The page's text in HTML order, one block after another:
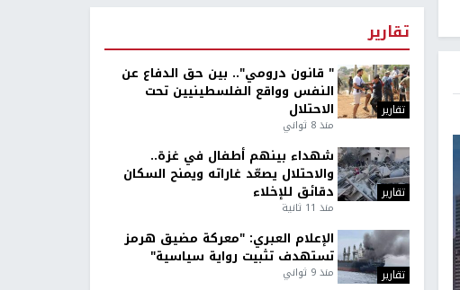
تقارير
تقارير
" قانون درومي".. بين حق الدفاع عن
النفس وواقع الفلسطينيين تحت
الاحتلال
منذ 8 ثواني
تقارير
شهداء بينهم أطفال في غزة..
والاحتلال يصعّد غاراته ويمنح السكان
دقائق للإخلاء
منذ 11 ثانية
تقارير
الإعلام العبري: "معركة مضيق هرمز
تستهدف تثبيت رواية سياسية"
منذ 9 ثواني